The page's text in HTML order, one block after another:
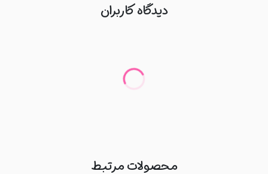
دیدگاه کاربران
محصولات مرتبط